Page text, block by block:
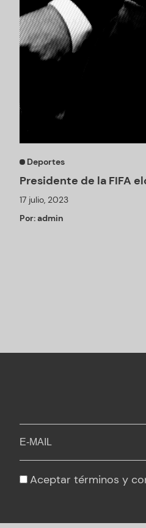
Deportes
Presidente de la FIFA
17 julio, 2023
Por:admin
Aceptar términos y